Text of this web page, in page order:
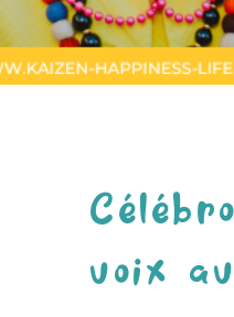
voix